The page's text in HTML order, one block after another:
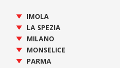
IMOLA
LA SPEZIA
MILANO
MONSELICE
PARMA